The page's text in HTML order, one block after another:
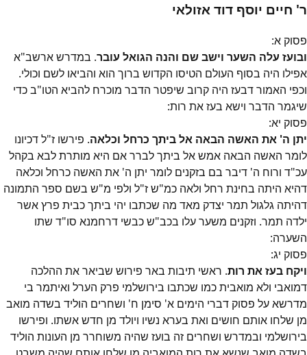
ר' חיים יוסף דוד אזולאי
פסוק א:
ובועז עלה השער וישב שם והנה הגואל עובר. במדרש ארשב"א
אפילו היה בסוף העולם הטיסו הקדוש ברוך הוא והביאו לשם וכולי.
וכפי האמור דבעז היה קרוב שיפטר הדבר מוכרח להביא הטו"ב כדי
שיגמר הדבר וישא בעז את רות:
פסוק יא:
יתן ה' את האשה הבאה אל ביתך כרחל וכלאה. פירשו ז"ל דכיונו
לומר האשה הבאה אמש אל ביתך לברר אם היא מותרת לבא בקהל
עכ"ד ורוח ה' דיבר בם בזקנים לומר יתן ה' את האשה כרחל וכלאה
דהיא היתה בחינת רחל ולאה כמ"ש ז"ל ולפי מ"ש בשם ספר התמונה
דהיתה גלגול תמר יצדק מאד מה שכתבו יהי ביתך כבית פרץ אשר
ילדה תמר. וזקנים משער עלו בכב"ש כבשי דרחמנא סו"ד שתו
השערה:
פסוק יג:
ויקח בעז את רות. ראשי תיבות באר פירוש שביאר את ההלכה
דמואבי ולא מואבית כמו שכתבו בירושלמי פרק הערל ואיתמר בי
מדרשא על פסוק דברי הימים א' סימן ח' ושחרים הוליד בשדה מואב
מן שלחו אותם חושים ואת בערא נשיו ויולד מן חדש אשתו. ופירשו
בירושלמי ובמדרש ושחרים זה בועז שהיה משוחרר מן העונות הוליד